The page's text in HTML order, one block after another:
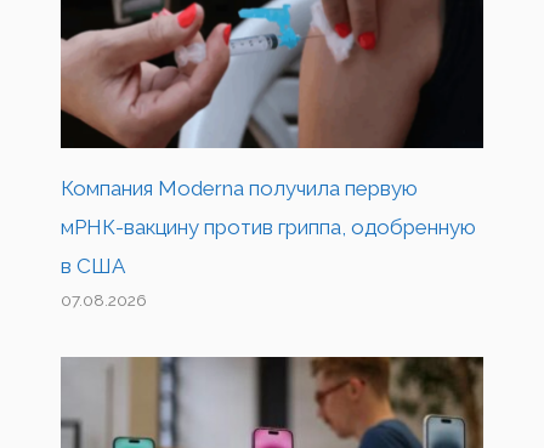
Компания Moderna получила первую
мРНК-вакцину против гриппа, одобренную
в США
07.08.2026